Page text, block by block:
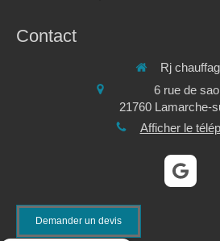
Contact
Rj
6 rue de
21760 Lamarche-
Afficher le
Demander un devis